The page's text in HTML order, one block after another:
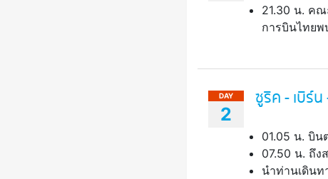
21.30 น. ค
การบินไทยพ
DAY
2
ซูริค - เบิร์
01.05 น. บิน
07.50 น. ถึง
นำท่านเดินท